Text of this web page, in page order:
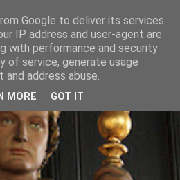
Google to deliver its services
IP address and user-agent are
with performance and security
of service, generate usage
address abuse.
MORE GOT IT